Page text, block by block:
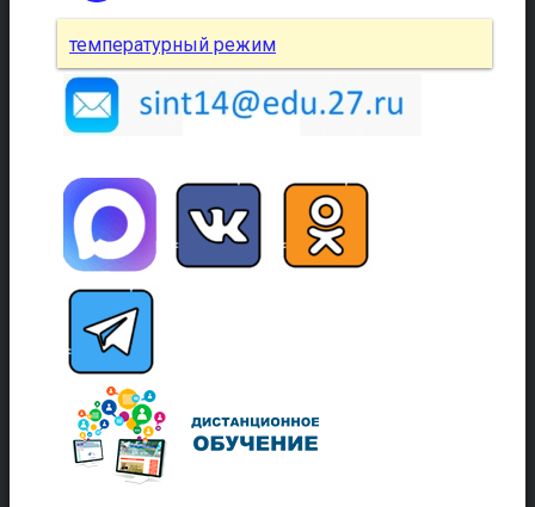
температурный режим